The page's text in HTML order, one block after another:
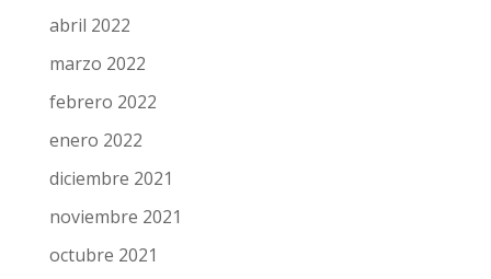
abril 2022
marzo 2022
febrero 2022
enero 2022
diciembre 2021
noviembre 2021
octubre 2021